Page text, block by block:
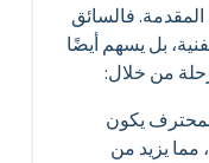
فالسائق
بل يسهم أيضًا
من خلال:
يكون
مما يزيد من